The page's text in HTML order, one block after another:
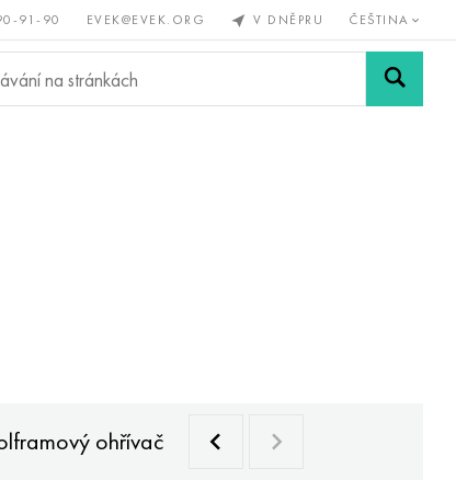
91-90 EVEK@EVEK.ORG V DNĚPRU ČEŠTINA
Legovaná Sítě a
ohřívač